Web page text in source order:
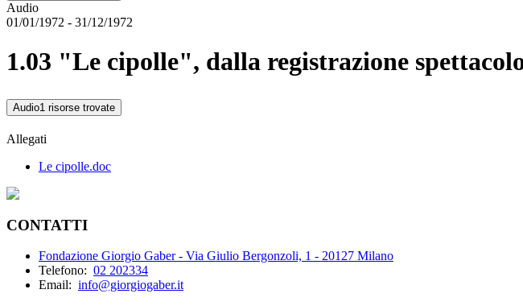
Audio
01/01/1972 - 31/12/1972
1.03 "Le cipolle", dalla registrazione
Audio1 risorse trovate
Allegati
Le cipolle.doc
CONTATTI
Fondazione Giorgio Gaber - Via Giulio Bergonzoli, 1 - 20127 Milano
Telefono: 02 202334
Email: info@giorgiogaber.it